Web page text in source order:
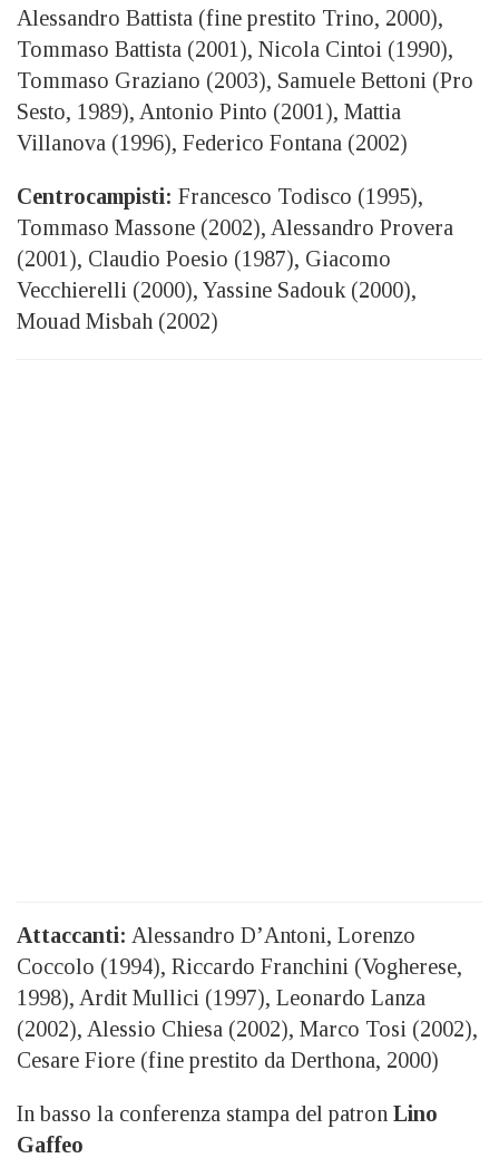
Alessandro Battista (fine prestito Trino, 2000),
Tommaso Battista (2001), Nicola Cintoi (1990),
Tommaso Graziano (2003), Samuele Bettoni (Pro
Sesto, 1989), Antonio Pinto (2001), Mattia
Villanova (1996), Federico Fontana (2002)
Centrocampisti: Francesco Todisco (1995),
Tommaso Massone (2002), Alessandro Provera
(2001), Claudio Poesio (1987), Giacomo
Vecchierelli (2000), Yassine Sadouk (2000),
Mouad Misbah (2002)
Attaccanti: Alessandro D’Antoni, Lorenzo
Coccolo (1994), Riccardo Franchini (Vogherese,
1998), Ardit Mullici (1997), Leonardo Lanza
(2002), Alessio Chiesa (2002), Marco Tosi (2002),
Cesare Fiore (fine prestito da Derthona, 2000)
In basso la conferenza stampa del patron Lino
Gaffeo